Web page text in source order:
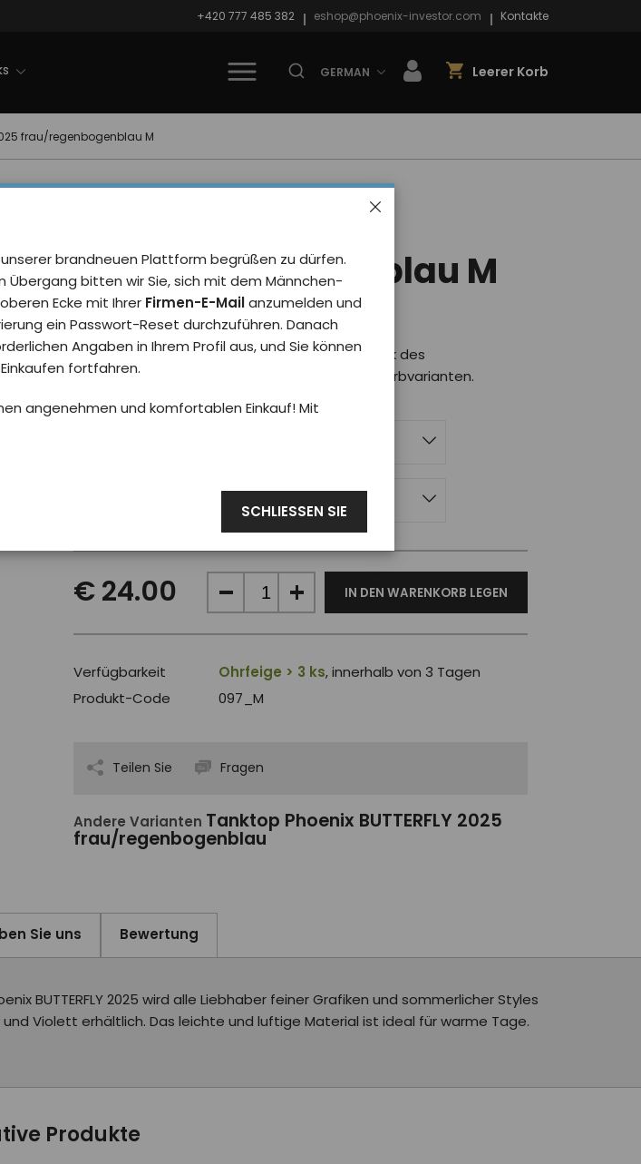
unserer brandneuen Plattform begrüßen zu dürfen.
Übergang bitten wir Sie, sich mit dem Männchen-
Ecke mit Ihrer Firmen-E-Mail anzumelden und
ein Passwort-Reset durchzuführen. Danach
Angaben in Ihrem Profil aus, und Sie können
fortfahren.
angenehmen und komfortablen Einkauf! Mit
SCHLIESSEN SIE
+420 777 485 382 eshop@phoenix-investor.com Kontakte
GERMAN Leerer Korb
frau/regenbogenblau M
frau/regenbogenblau M
Rezensiert von 0 Benutzer
Weißes Damen-Tanktop mit stilvollem Aufdruck des
Schmetterlings Phoenix 2025. Erhältlich in vier Farbvarianten.
€ 24.00 IN DEN WARENKORB LEGEN
Verfügbarkeit Ohrfeige > 3 ks, innerhalb von 3 Tagen
Produkt-Code
097_M
Teilen Sie Fragen
Andere Varianten Tanktop Phoenix BUTTERFLY 2025
frau/regenbogenblau
Sie uns Bewertung
BUTTERFLY 2025 wird alle Liebhaber feiner Grafiken und sommerlicher Styles
Violett erhältlich. Das leichte und luftige Material ist ideal für warme Tage.
Produkte